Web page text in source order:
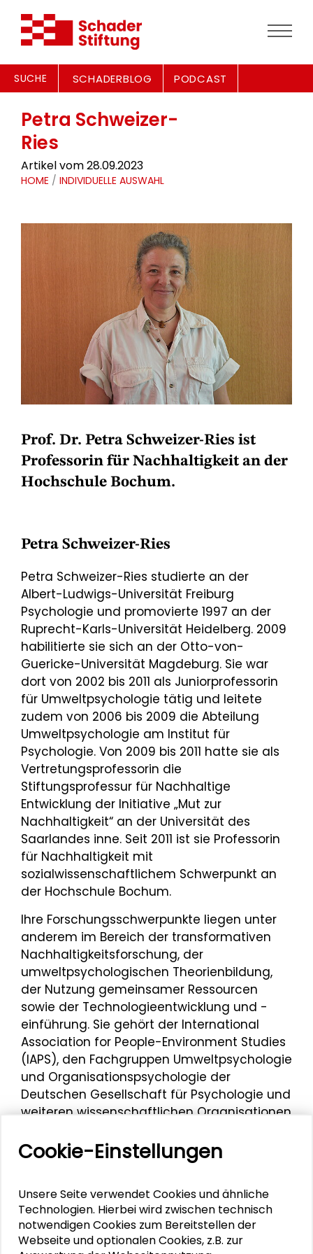
SUCHE SCHADERBLOG PODCAST
Petra Schweizer-
Ries
Artikel vom 28.09.2023
HOME / INDIVIDUELLE AUSWAHL
Prof. Dr. Petra Schweizer-Ries ist
Professorin für Nachhaltigkeit an der
Hochschule Bochum.
Petra Schweizer-Ries
Petra Schweizer-Ries studierte an der
Albert-Ludwigs-Universität Freiburg
Psychologie und promovierte 1997 an der
Ruprecht-Karls-Universität Heidelberg. 2009
habilitierte sie sich an der Otto-von-
Guericke-Universität Magdeburg. Sie war
dort von 2002 bis 2011 als Juniorprofessorin
für Umweltpsychologie tätig und leitete
zudem von 2006 bis 2009 die Abteilung
Umweltpsychologie am Institut für
Psychologie. Von 2009 bis 2011 hatte sie als
Vertretungsprofessorin die
Stiftungsprofessur für Nachhaltige
Entwicklung der Initiative „Mut zur
Nachhaltigkeit“ an der Universität des
Saarlandes inne. Seit 2011 ist sie Professorin
für Nachhaltigkeit mit
sozialwissenschaftlichem Schwerpunkt an
der Hochschule Bochum.
Ihre Forschungsschwerpunkte liegen unter
anderem im Bereich der transformativen
Nachhaltigkeitsforschung, der
umweltpsychologischen Theorienbildung,
der Nutzung gemeinsamer Ressourcen
sowie der Technologieentwicklung und -
einführung. Sie gehört der International
Association for People-Environment Studies
(IAPS), den Fachgruppen Umweltpsychologie
und Organisationspsychologie der
Deutschen Gesellschaft für Psychologie und
weiteren wissenschaftlichen Organisationen
Im Rahmen der Darmstädter Tage der
Referentin beim Workshop„Die
Energiewende aktiv mitgestalten:
Kooperation, Weiterbildung und
Fachkräftegewinnung“ am 12. Juni 2023.
Cookie-Einstellungen
Unsere Seite verwendet Cookies und ähnliche
Technologien. Hierbei wird zwischen technisch
notwendigen Cookies zum Bereitstellen der
Webseite und optionalen Cookies, z.B. zur